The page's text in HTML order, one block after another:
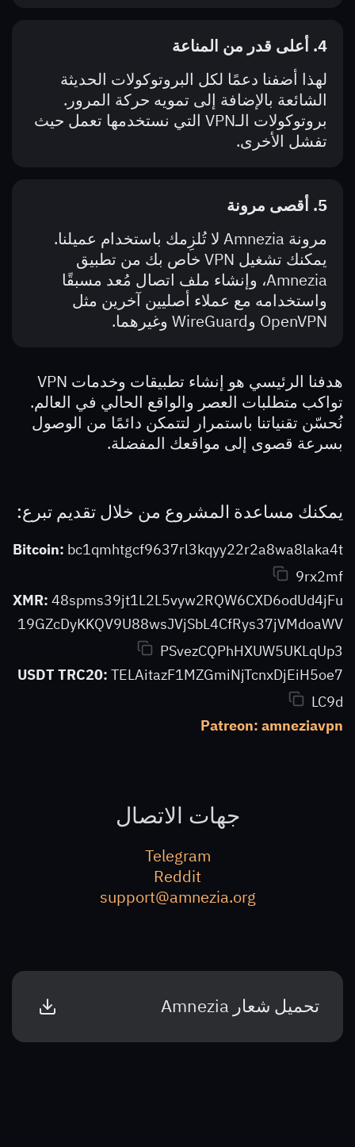
4. أعلى قدر من المناعة
لهذا أضفنا دعمًا لكل البروتوكولات الحديثة
الشائعة بالإضافة إلى تمويه حركة المرور.
بروتوكولات الـVPN التي نستخدمها تعمل حيث
تفشل الأخرى.
5. أقصى مرونة
مرونة Amnezia لا تُلزِمك باستخدام عميلنا.
يمكنك تشغيل VPN خاص بك من تطبيق
Amnezia، وإنشاء ملف اتصال مُعد مسبقًا
واستخدامه مع عملاء أصليين آخرين مثل
OpenVPN وWireGuard وغيرهما.
هدفنا الرئيسي هو إنشاء تطبيقات وخدمات VPN
تواكب متطلبات العصر والواقع الحالي في العالم.
نُحسّن تقنياتنا باستمرار لتتمكن دائمًا من الوصول
بسرعة قصوى إلى مواقعك المفضلة.
يمكنك مساعدة المشروع من خلال تقديم تبرع:
Bitcoin: bc1qmhtgcf9637rl3kqyy22r2a8wa8laka4t
9rx2mf
XMR: 48spms39jt1L2L5vyw2RQW6CXD6odUd4jFu
19GZcDyKKQV9U88wsJVjSbL4CfRys37jVMdoaWV
PSvezCQPhHXUW5UKLqUp3
USDT TRC20: TELAitazF1MZGmiNjTcnxDjEiH5oe7
LC9d
Patreon: amneziavpn
جهات الاتصال
Telegram
Reddit
support@amnezia.org
تحميل شعار Amnezia